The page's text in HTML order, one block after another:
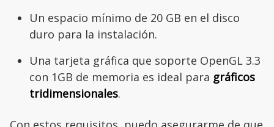
Un espacio mínimo de 20 GB en el disco
duro para la instalación.
Una tarjeta gráfica que soporte OpenGL 3.3
con 1GB de memoria es ideal para gráficos
tridimensionales.